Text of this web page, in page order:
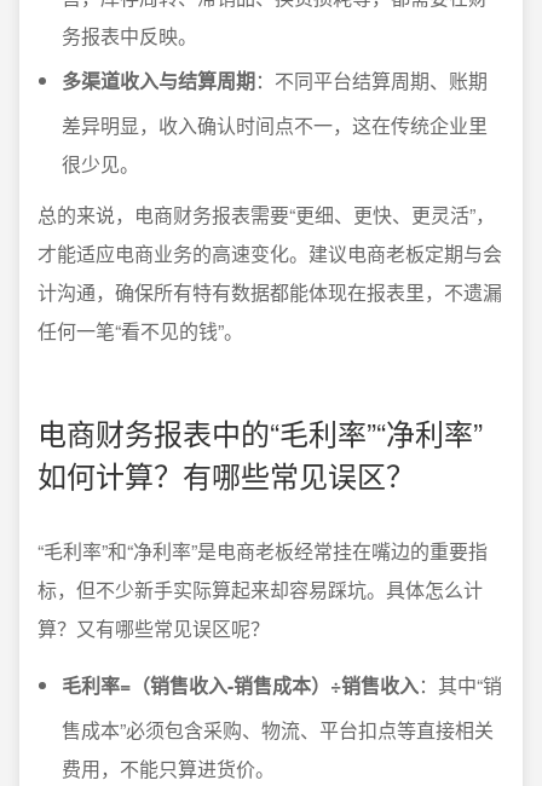
务报表中反映。
多渠道收入与结算周期：不同平台结算周期、账期
差异明显，收入确认时间点不一，这在传统企业里
很少见。
总的来说，电商财务报表需要“更细、更快、更灵活”，
才能适应电商业务的高速变化。建议电商老板定期与会
计沟通，确保所有特有数据都能体现在报表里，不遗漏
任何一笔“看不见的钱”。
电商财务报表中的“毛利率”“净利率”
如何计算？有哪些常见误区？
“毛利率”和“净利率”是电商老板经常挂在嘴边的重要指
标，但不少新手实际算起来却容易踩坑。具体怎么计
算？又有哪些常见误区呢？
毛利率=（销售收入-销售成本）÷销售收入：其中“销
售成本”必须包含采购、物流、平台扣点等直接相关
费用，不能只算进货价。